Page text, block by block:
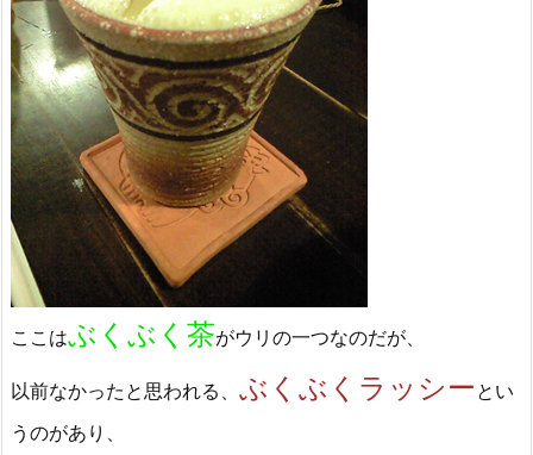
ここはぶくぶく茶がウリの一つなのだが、
以前なかったと思われる、 ぶくぶくラッシー とい
うのがあり、